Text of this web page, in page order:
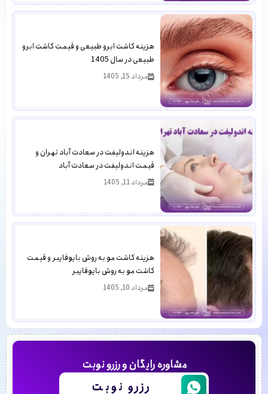
هزینه کاشت ابرو طبیعی و قیمت کاشت ابرو
طبیعی در سال 1405
مرداد 15, 1405
هزینه اندولیفت در سعادت آباد تهران و
قیمت اندولیفت در سعادت آباد
مرداد 11, 1405
هزینه کاشت مو به روش بایوفایبر و قیمت
کاشت مو به روش بایوفایبر
مرداد 10, 1405
مشاوره رایگان و رزرو نوبت
رزرو نوبت